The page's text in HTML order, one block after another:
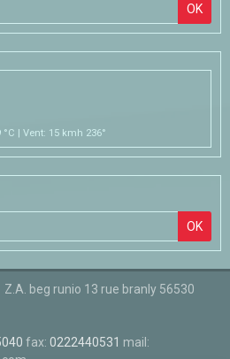
OK
| Vent: 15 kmh 236°
OK
Z.A. beg runio 13 rue branly 56530
fax: 0222440531 mail: